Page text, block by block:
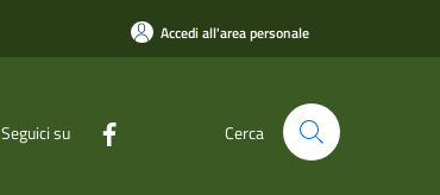
Accedi all'area personale
Seguici su Cerca